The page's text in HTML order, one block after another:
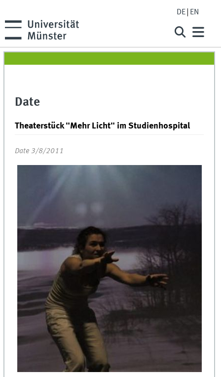
DE EN
Date
Theaterstück "Mehr Licht" im Studienhospital
Date 3/8/2011